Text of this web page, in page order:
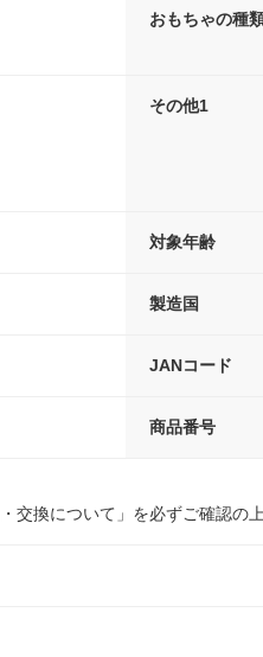
おもちゃの種
その他1
対象年齢
製造国
JANコード
商品番号
交換について」を必ずご確認の